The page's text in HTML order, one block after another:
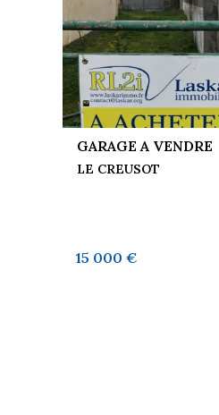
GARAGE A VENDRE
LE CREUSOT
15 000 €
FAVORIS